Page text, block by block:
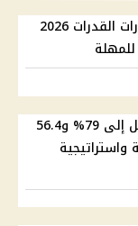
التعليم العالي: تسجيل اختبارات القدرات 2026
المركزي: الشمول المالي يصل إلى 79% و56.4